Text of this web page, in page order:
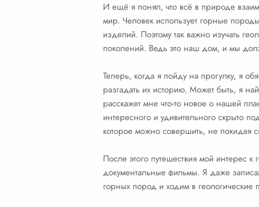
И ещё я понял, что всё в природе
мир. Человек использует горные
изделий. Поэтому так важно изучать
поколений. Ведь это наш дом, и мы
Теперь, когда я пойду на прогулку, я
разгадать их историю. Может быть, я
расскажет мне что-то новое о нашей
интересного и удивительного скрыто
которое можно совершить, не покидая
После этого путешествия мой интерес к
документальные фильмы. Я даже
горных пород и ходим в